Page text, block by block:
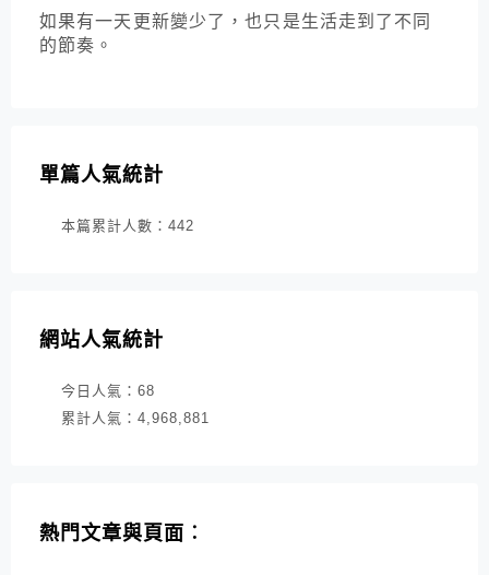
如果有一天更新變少了，也只是生活走到了不同
的節奏。
單篇人氣統計
本篇累計人數： 442
網站人氣統計
今日人氣： 68
累計人氣： 4,968,881
熱門文章與頁面︰